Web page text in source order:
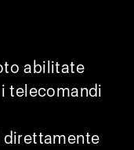
abilitate
telecomandi